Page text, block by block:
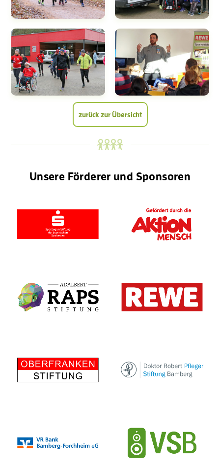
zurück zur Übersicht
Unsere Förderer und Sponsoren